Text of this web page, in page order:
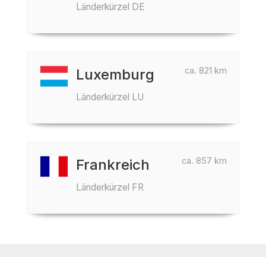
Länderkürzel DE
ca. 821 km
Luxemburg
Länderkürzel LU
ca. 857 km
Frankreich
Länderkürzel FR